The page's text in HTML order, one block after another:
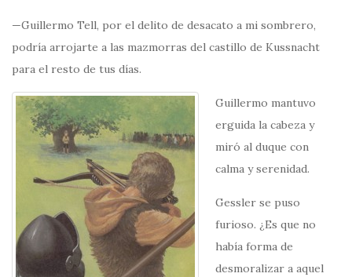
—Guillermo Tell, por el delito de desacato a mi sombrero,
podría arrojarte a las mazmorras del castillo de Kussnacht
para el resto de tus días.
Guillermo mantuvo
erguida la cabeza y
miró al duque con
calma y serenidad.
Gessler se puso
furioso. ¿Es que no
había forma de
desmoralizar a aquel